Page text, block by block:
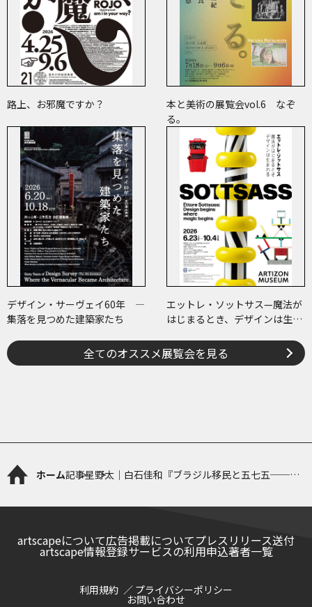
路上、お邪魔ですか？
本と美術の展覧会vol.6 なぞ
る。
デザイン・サーヴェイ60年 ―
集落を見つめた建築家たち
エットレ・ソットサス—魔法が
はじまるとき、デザインは生ま
全てのオススメ展覧会を見る
ホーム記事星野太｜白石佳和『ブラジル移民と五七五──ブ
ルな展開』
artscapeについて広告掲載についてプレスリリース送付
artscape情報登録サービスの利用申込著者一覧
利用規約 プライバシーポリシー
お問い合わせ